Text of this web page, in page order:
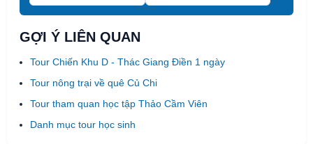
GỢI Ý LIÊN QUAN
Tour Chiến Khu D - Thác Giang Điền 1 ngày
Tour nông trại về quê Củ Chi
Tour tham quan học tập Thảo Cầm Viên
Danh mục tour học sinh